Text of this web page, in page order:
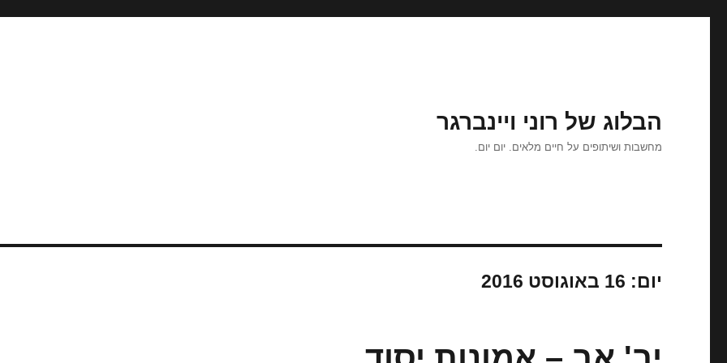
הבלוג של רוני ויינברגר
מחשבות ושיתופים על חיים מלאים. יום יום.
יום: 16 באוגוסט 2016